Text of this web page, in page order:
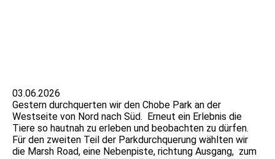
03.06.2026
Gestern durchquerten wir den Chobe Park an der
Westseite von Nord nach Süd. Erneut ein Erlebnis die
Tiere so hautnah zu erleben und beobachten zu dürfen.
Für den zweiten Teil der Parkdurchquerung wählten wir
die Marsh Road, eine Nebenpiste, richtung Ausgang, zum